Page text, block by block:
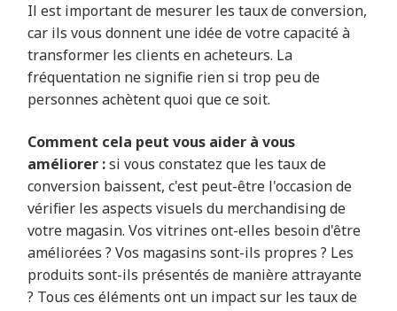
Il est important de mesurer les taux de conversion,
car ils vous donnent une idée de votre capacité à
transformer les clients en acheteurs. La
fréquentation ne signifie rien si trop peu de
personnes achètent quoi que ce soit.
Comment cela peut vous aider à vous
améliorer :si vous constatez que les taux de
conversion baissent, c'est peut-être l'occasion de
vérifier les aspects visuels du merchandising de
votre magasin. Vos vitrines ont-elles besoin d'être
améliorées ? Vos magasins sont-ils propres ? Les
produits sont-ils présentés de manière attrayante
? Tous ces éléments ont un impact sur les taux de